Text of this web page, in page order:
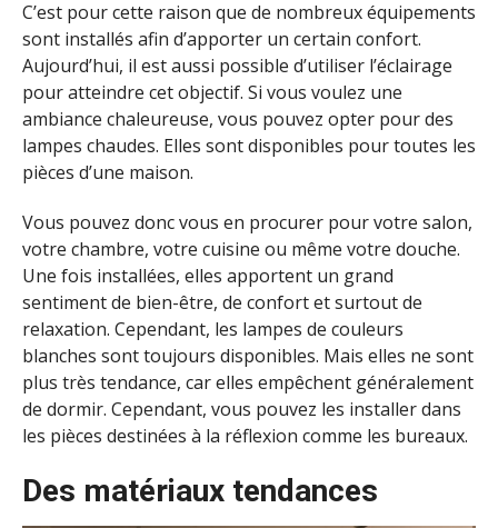
C’est pour cette raison que de nombreux équipements
sont installés afin d’apporter un certain confort.
Aujourd’hui, il est aussi possible d’utiliser l’éclairage
pour atteindre cet objectif. Si vous voulez une
ambiance chaleureuse, vous pouvez opter pour des
lampes chaudes. Elles sont disponibles pour toutes les
pièces d’une maison.
Vous pouvez donc vous en procurer pour votre salon,
votre chambre, votre cuisine ou même votre douche.
Une fois installées, elles apportent un grand
sentiment de bien-être, de confort et surtout de
relaxation. Cependant, les lampes de couleurs
blanches sont toujours disponibles. Mais elles ne sont
plus très tendance, car elles empêchent généralement
de dormir. Cependant, vous pouvez les installer dans
les pièces destinées à la réflexion comme les bureaux.
Des matériaux tendances